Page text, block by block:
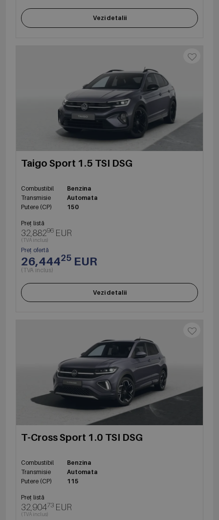
Vezi detalii
Taigo Sport 1.5 TSI DSG
Combustibil
Benzina
Transmisie
Automata
Putere (CP)
150
Preț listă
32,88296 EUR
(TVA inclus)
Preț ofertă
26,44425 EUR
(TVA inclus)
Vezi detalii
T-Cross Sport 1.0 TSI DSG
Combustibil
Benzina
Transmisie
Automata
Putere (CP)
115
Preț listă
32,90473 EUR
(TVA inclus)